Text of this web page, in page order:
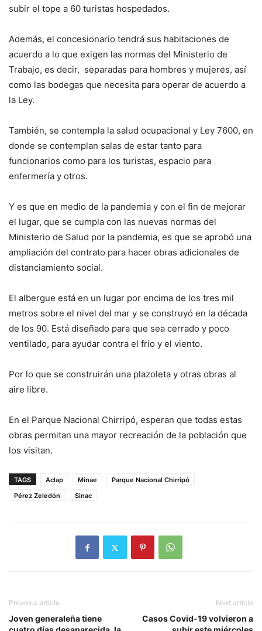
subir el tope a 60 turistas hospedados.
Además, el concesionario tendrá sus habitaciones de
acuerdo a lo que exigen las normas del Ministerio de
Trabajo, es decir, separadas para hombres y mujeres, así
como las bodegas que necesita para operar de acuerdo a
la Ley.
También, se contempla la salud ocupacional y Ley 7600, en
donde se contemplan salas de estar tanto para
funcionarios como para los turistas, espacio para
enfermería y otros.
Y es que en medio de la pandemia y con el fin de mejorar
el lugar, que se cumpla con las nuevas normas del
Ministerio de Salud por la pandemia, es que se aprobó una
ampliación del contrato para hacer obras adicionales de
distanciamiento social.
El albergue está en un lugar por encima de los tres mil
metros sobre el nivel del mar y se construyó en la década
de los 90. Está diseñado para que sea cerrado y poco
ventilado, para ayudar contra el frío y el viento.
Por lo que se construirán una plazoleta y otras obras al
aire libre.
En el Parque Nacional Chirripó, esperan que todas estas
obras permitan una mayor recreación de la población que
los visitan.
TAGS Aclap Minae
Parque Nacional Chirripó
Pérez Zeledón
Sinac
Previous article
Joven generaleña tiene
Next article
Casos Covid-19 volvieron a